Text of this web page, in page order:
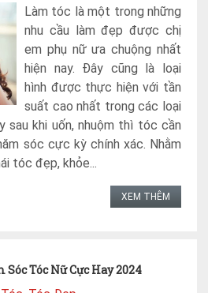
Làm tóc là một trong những
nhu cầu làm đẹp được chị
em phụ nữ ưa chuộng nhất
hiện nay. Đây cũng là loại
hình được thực hiện với tần
suất cao nhất trong các loại
sau khi uốn, nhuộm thì tóc cần
sóc cực kỳ chính xác. Nhằm
tóc đẹp, khỏe...
XEM THÊM
Sóc Tóc Nữ Cực Hay 2024